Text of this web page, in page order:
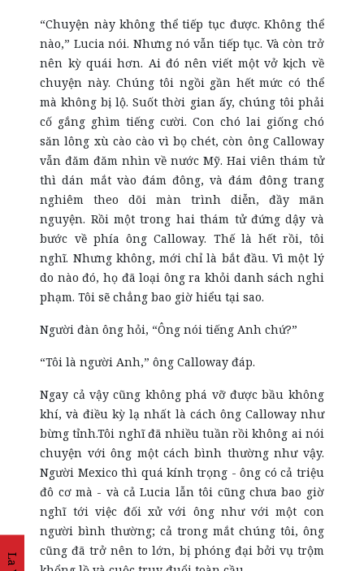
“Chuyện này không thể tiếp tục được. Không thể
nào,” Lucia nói. Nhưng nó vẫn tiếp tục. Và còn trở
nên kỳ quái hơn. Ai đó nên viết một vở kịch về
chuyện này. Chúng tôi ngồi gần hết mức có thể
mà không bị lộ. Suốt thời gian ấy, chúng tôi phải
cố gắng ghìm tiếng cười. Con chó lai giống chó
săn lông xù cào cào vì bọ chét, còn ông Calloway
vẫn đăm đăm nhìn về nước Mỹ. Hai viên thám tử
thì dán mắt vào đám đông, và đám đông trang
nghiêm theo dõi màn trình diễn, đầy mãn
nguyện. Rồi một trong hai thám tử đứng dậy và
bước về phía ông Calloway. Thế là hết rồi, tôi
nghĩ. Nhưng không, mới chỉ là bắt đầu. Vì một lý
do nào đó, họ đã loại ông ra khỏi danh sách nghi
phạm. Tôi sẽ chẳng bao giờ hiểu tại sao.
Người đàn ông hỏi, “Ông nói tiếng Anh chứ?”
“Tôi là người Anh,” ông Calloway đáp.
Ngay cả vậy cũng không phá vỡ được bầu không
khí, và điều kỳ lạ nhất là cách ông Calloway như
bừng tỉnh.Tôi nghĩ đã nhiều tuần rồi không ai nói
chuyện với ông một cách bình thường như vậy.
Người Mexico thì quá kính trọng - ông có cả triệu
đô cơ mà - và cả Lucia lẫn tôi cũng chưa bao giờ
nghĩ tới việc đối xử với ông như với một con
người bình thường; cả trong mắt chúng tôi, ông
cũng đã trở nên to lớn, bị phóng đại bởi vụ trộm